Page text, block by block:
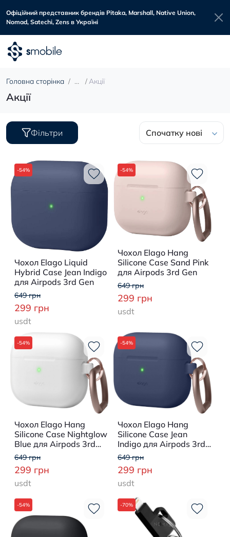
Офіційний представник брендів Pitaka, Marshall, Native Union,
Nomad, Satechi, Zens в Україні
Головна сторінка Акції
Акції
Фільтри Спочатку нові
-54%
Чохол Elago Liquid
Hybrid Case Jean Indigo
для Airpods 3rd Gen
649 грн
299 грн
usdt
-54%
Чохол Elago Hang
Silicone Case Sand Pink
для Airpods 3rd Gen
649 грн
299 грн
usdt
-54%
Чохол Elago Hang
Silicone Case Nightglow
Blue для Airpods 3rd
Gen
649 грн
299 грн
usdt
-54%
Чохол Elago Hang
Silicone Case Jean
Indigo для Airpods 3rd
Gen
649 грн
299 грн
usdt
-54% -70%